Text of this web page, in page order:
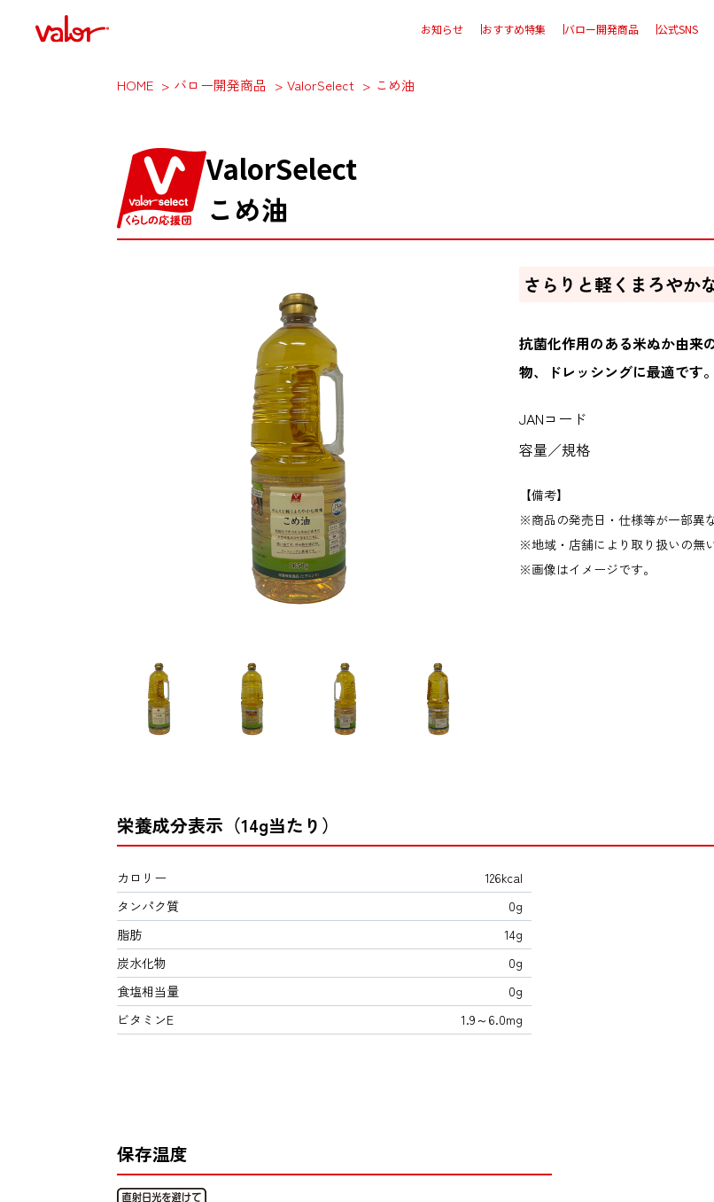
お知らせ おすすめ特集 バロー開発商品 公式SNS
HOME バロー開発商品 ValorSelect こめ油
ValorSelect
こめ油
さらりと軽くまろやか
抗菌化作用のある米ぬか由来
物、ドレッシングに最適です。
JANコード
容量／規格
【備考】
商品の発売日・仕様等が一部異
地域・店舗により取り扱いの無
画像はイメージです。
栄養成分表示（14g当たり）
カロリー
126kcal
タンパク質
0g
脂肪
14g
炭水化物
0g
食塩相当量
0g
ビタミンE
1.9～6.0mg
保存温度